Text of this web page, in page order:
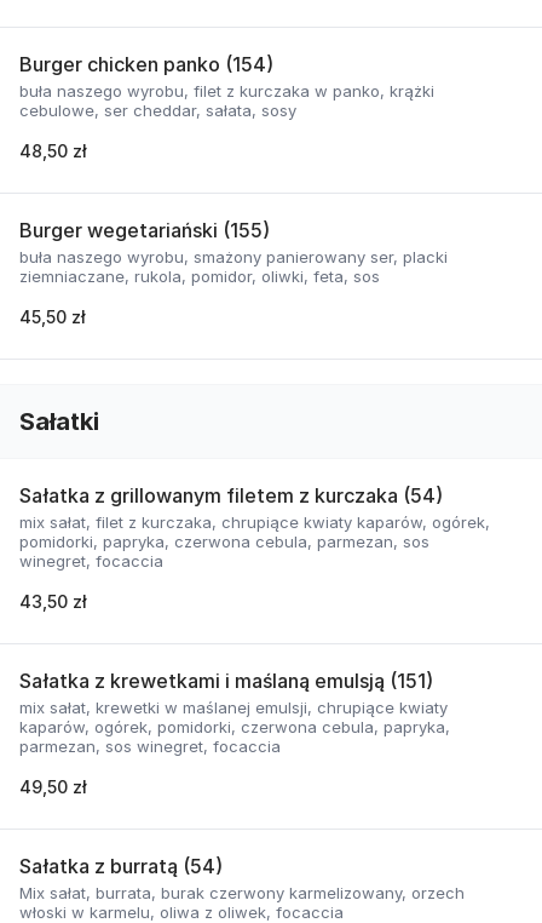
Burger chicken panko (154)
buła naszego wyrobu, filet z kurczaka w panko, krążki
cebulowe, ser cheddar, sałata, sosy
48,50 zł
Burger wegetariański (155)
buła naszego wyrobu, smażony panierowany ser, placki
ziemniaczane, rukola, pomidor, oliwki, feta, sos
45,50 zł
Sałatki
Sałatka z grillowanym filetem z kurczaka (54)
mix sałat, filet z kurczaka, chrupiące kwiaty kaparów, ogórek,
pomidorki, papryka, czerwona cebula, parmezan, sos
winegret, focaccia
43,50 zł
Sałatka z krewetkami i maślaną emulsją (151)
mix sałat, krewetki w maślanej emulsji, chrupiące kwiaty
kaparów, ogórek, pomidorki, czerwona cebula, papryka,
parmezan, sos winegret, focaccia
49,50 zł
Sałatka z burratą (54)
Mix sałat, burrata, burak czerwony karmelizowany, orzech
włoski w karmelu, oliwa z oliwek, focaccia